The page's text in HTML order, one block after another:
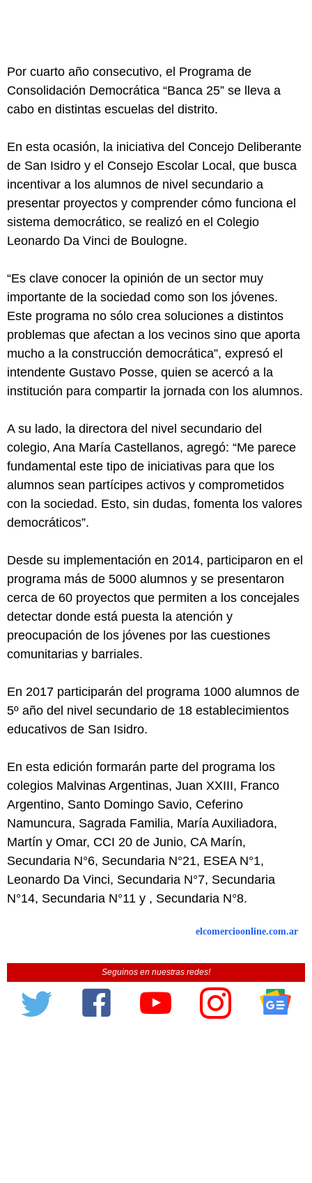
Por cuarto año consecutivo, el Programa de
Consolidación Democrática “Banca 25” se lleva a
cabo en distintas escuelas del distrito.
En esta ocasión, la iniciativa del Concejo Deliberante
de San Isidro y el Consejo Escolar Local, que busca
incentivar a los alumnos de nivel secundario a
presentar proyectos y comprender cómo funciona el
sistema democrático, se realizó en el Colegio
Leonardo Da Vinci de Boulogne.
“Es clave conocer la opinión de un sector muy
importante de la sociedad como son los jóvenes.
Este programa no sólo crea soluciones a distintos
problemas que afectan a los vecinos sino que aporta
mucho a la construcción democrática”, expresó el
intendente Gustavo Posse, quien se acercó a la
institución para compartir la jornada con los alumnos.
A su lado, la directora del nivel secundario del
colegio, Ana María Castellanos, agregó: “Me parece
fundamental este tipo de iniciativas para que los
alumnos sean partícipes activos y comprometidos
con la sociedad. Esto, sin dudas, fomenta los valores
democráticos”.
Desde su implementación en 2014, participaron en el
programa más de 5000 alumnos y se presentaron
cerca de 60 proyectos que permiten a los concejales
detectar donde está puesta la atención y
preocupación de los jóvenes por las cuestiones
comunitarias y barriales.
En 2017 participarán del programa 1000 alumnos de
5º año del nivel secundario de 18 establecimientos
educativos de San Isidro.
En esta edición formarán parte del programa los
colegios Malvinas Argentinas, Juan XXIII, Franco
Argentino, Santo Domingo Savio, Ceferino
Namuncura, Sagrada Familia, María Auxiliadora,
Martín y Omar, CCI 20 de Junio, CA Marín,
Secundaria N°6, Secundaria N°21, ESEA N°1,
Leonardo Da Vinci, Secundaria N°7, Secundaria
N°14, Secundaria N°11 y , Secundaria N°8.
elcomercioonline.com.ar
Seguinos en nuestras redes!